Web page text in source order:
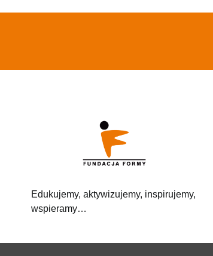
Edukujemy, aktywizujemy, inspirujemy,
wspieramy…